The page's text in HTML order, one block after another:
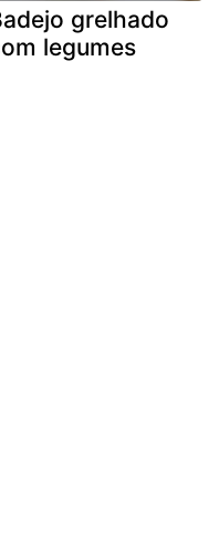
grelhado
legumes